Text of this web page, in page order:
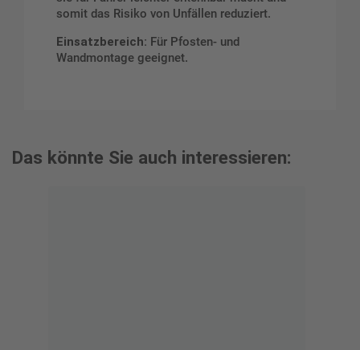
somit das Risiko von Unfällen reduziert.
Einsatzbereich: Für Pfosten- und
Wandmontage geeignet.
Das könnte Sie auch interessieren: